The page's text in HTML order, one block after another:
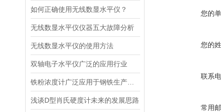
如何正确使用无线数显水平仪？
无线数显水平仪仪器五大故障分析
无线数显水平仪的使用方法
双轴电子水平仪广泛的应用行业
浅谈D型肖氏硬度计未来的发展思路
您的
您的
联系
常用